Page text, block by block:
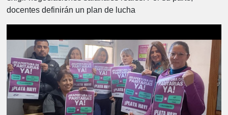
docentes definirán un plan de lucha